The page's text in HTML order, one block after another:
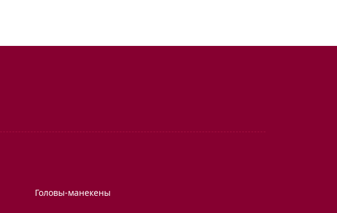
Головы-манекены